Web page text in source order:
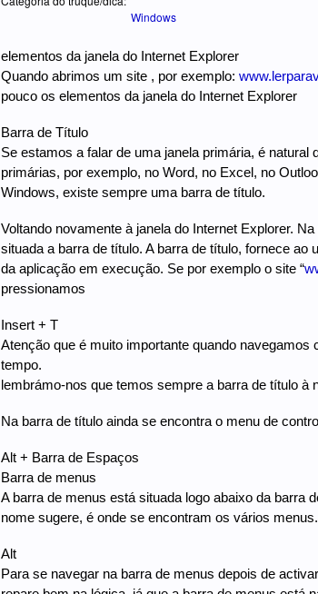
Windows
elementos da janela do Internet Explorer
Quando abrimos um site , por exemplo:
pouco os elementos da janela do Internet Explorer
Barra de Título
Se estamos a falar de uma janela primária, é
primárias, por exemplo, no Word, no Excel, no
Windows, existe sempre uma barra de título.
Voltando novamente à janela do Internet Explorer.
situada a barra de título. A barra de título, fornece
da aplicação em execução. Se por exemplo o site “
pressionamos
Insert + T
Atenção que é muito importante quando
tempo.
lembrámo-nos que temos sempre a barra de título à
Na barra de título ainda se encontra o menu de
Alt + Barra de Espaços
Barra de menus
A barra de menus está situada logo abaixo da barra
nome sugere, é onde se encontram os vários
Alt
Para se navegar na barra de menus depois de